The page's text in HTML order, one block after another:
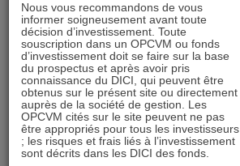
Nous vous recommandons de vous
informer soigneusement avant toute
décision d’investissement. Toute
souscription dans un OPCVM ou fonds
d’investissement doit se faire sur la base
du prospectus et après avoir pris
connaissance du DICI, qui peuvent être
obtenus sur le présent site ou directement
auprès de la société de gestion. Les
OPCVM cités sur le site peuvent ne pas
être appropriés pour tous les investisseurs
; les risques et frais liés à l’investissement
sont décrits dans les DICI des fonds.